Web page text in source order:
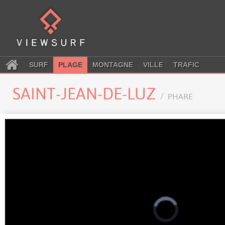
SURF PLAGE MONTAGNE VILLE TRAFIC
SAINT-JEAN-DE-LUZ PHARE